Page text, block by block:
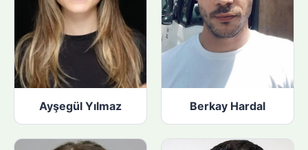
Ayşegül Yılmaz Berkay Hardal